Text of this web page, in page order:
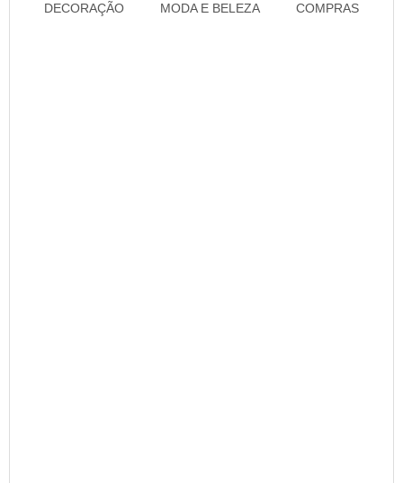
DECORAÇÃO MODA E BELEZA COMPRAS